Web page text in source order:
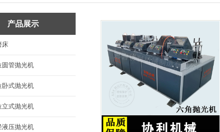
平面抛光机
六角抛光机
圆球抛光机
异型件抛光机
抛光工件
抛光耗材
产品展示
床
圆管抛光机
卧式抛光机
立式抛光机
液压抛光机